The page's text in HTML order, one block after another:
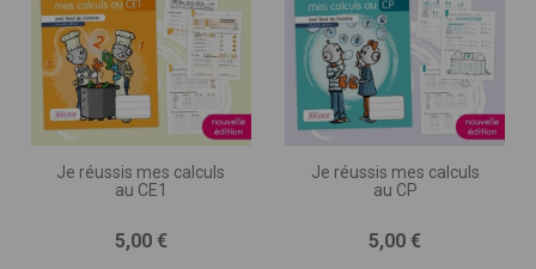
Je réussis mes calculs
au CE1
Prix
5,00 €
Je réussis mes calculs
au CP
Prix
5,00 €